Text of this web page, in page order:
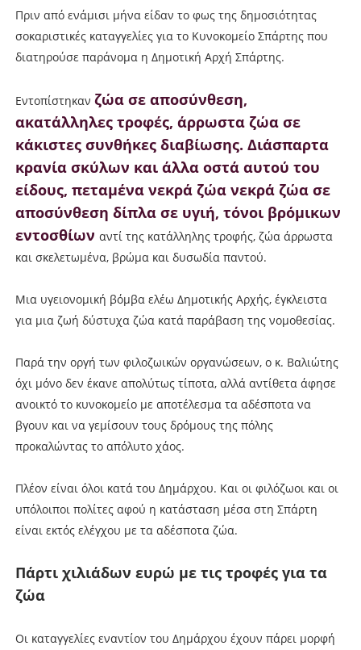
Πριν από ενάμισι μήνα είδαν το φως της δημοσιότητας
σοκαριστικές καταγγελίες για το Κυνοκομείο Σπάρτης που
διατηρούσε παράνομα η Δημοτική Αρχή Σπάρτης.
Εντοπίστηκαν ζώα σε αποσύνθεση,
ακατάλληλες τροφές, άρρωστα ζώα σε
κάκιστες συνθήκες διαβίωσης. Διάσπαρτα
κρανία σκύλων και άλλα οστά αυτού του
είδους, πεταμένα νεκρά ζώα νεκρά ζώα σε
αποσύνθεση δίπλα σε υγιή, τόνοι βρόμικων
εντοσθίων αντί της κατάλληλης τροφής, ζώα άρρωστα
και σκελετωμένα, βρώμα και δυσωδία παντού.
Μια υγειονομική βόμβα ελέω Δημοτικής Αρχής, έγκλειστα
για μια ζωή δύστυχα ζώα κατά παράβαση της νομοθεσίας.
Παρά την οργή των φιλοζωικών οργανώσεων, ο κ. Βαλιώτης
όχι μόνο δεν έκανε απολύτως τίποτα, αλλά αντίθετα άφησε
ανοικτό το κυνοκομείο με αποτέλεσμα τα αδέσποτα να
βγουν και να γεμίσουν τους δρόμους της πόλης
προκαλώντας το απόλυτο χάος.
Πλέον είναι όλοι κατά του Δημάρχου. Και οι φιλόζωοι και οι
υπόλοιποι πολίτες αφού η κατάσταση μέσα στη Σπάρτη
είναι εκτός ελέγχου με τα αδέσποτα ζώα.
Πάρτι χιλιάδων ευρώ με τις τροφές για τα
ζώα
Οι καταγγελίες εναντίον του Δημάρχου έχουν πάρει μορφή